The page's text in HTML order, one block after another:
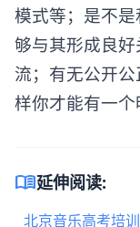
模式等；是不
够与其形成良
流；有无公开
样你才能有一个
menu_book延伸阅读:
北京音乐高考培